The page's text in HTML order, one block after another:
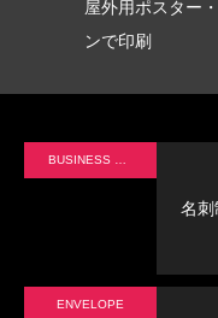
屋外用ポスター
ンで印刷
名
ENVELOPE